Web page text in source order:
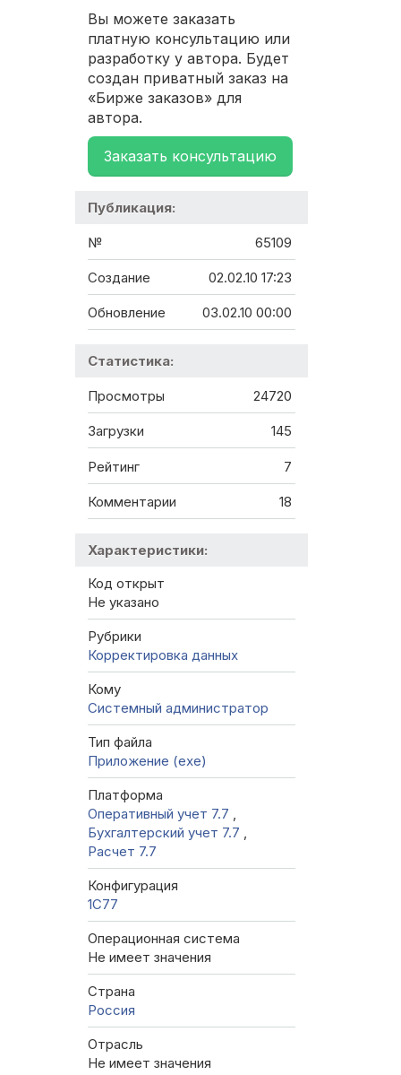
Вы можете заказать
платную консультацию или
разработку у автора. Будет
создан приватный заказ на
«Бирже заказов» для
автора.
Заказать консультацию
Публикация:
№ 65109
Создание 02.02.10 17:23
Обновление 03.02.10 00:00
Статистика:
Просмотры 24720
Загрузки 145
Рейтинг 7
Комментарии 18
Характеристики:
Код открыт
Не указано
Рубрики
Корректировка данных
Кому
Системный администратор
Тип файла
Приложение (exe)
Платформа
Оперативный учет 7.7 ,
Бухгалтерский учет 7.7 ,
Расчет 7.7
Конфигурация
1C77
Операционная система
Не имеет значения
Страна
Россия
Отрасль
Не имеет значения